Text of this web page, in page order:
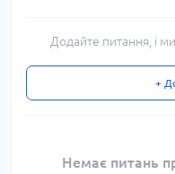
Додайте питання, і
+
Немає питань